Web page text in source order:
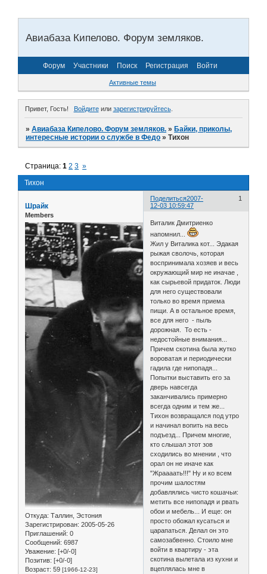
Авиабаза Кипелово. Форум земляков.
Форум Участники Поиск Регистрация Войти
Активные темы
Привет, Гость! Войдитеили зарегистрируйтесь.
»Авиабаза Кипелово. Форум земляков. »Байки, приколы,
интересные истории о службе в Федо »Тихон
Тихон
Страница:1 2 3 »
Поделиться 1
2007-
12-03 10:59:47
Шрайк
Members
Откуда: Таллин, Эстония
Зарегистрирован: 2005-05-26
Приглашений: 0
Сообщений: 6987
Уважение: [+0/-0]
Позитив: [+0/-0]
Возраст: 59 [1966-12-23]
Виталик Дмитриенко
напомнил...
Жил у Виталика кот... Эдакая
рыжая сволочь, которая
воспринимала хозяев и весь
окружающий мир не иначае ,
как сырьевой придаток. Люди
для него существовали
только во время приема
пищи. А в остальное время,
все для него - пыль
дорожная. То есть -
недостойные внимания...
Причем скотина была жутко
вороватая и периодически
гадила где нипопадя...
Попытки выставить его за
дверь навсегда
заканчивались примерно
всегда одним и тем же...
Тихон возвращался под утро
и начинал вопить на весь
подъезд... Причем многие,
кто слышал этот зов
сходились во мнении , что
орал он не иначе как
"Жраааать!!!" Ну и ко всем
прочим шалостям
добавлялись чисто кошачьи:
метить все нипопадя и рвать
обои и мебель... И еще: он
просто обожал кусаться и
царапаться. Делал он это
самозабвенно. Стоило мне
войти в квартиру - эта
скотина вылетала из кухни и
вцеплялась мне в